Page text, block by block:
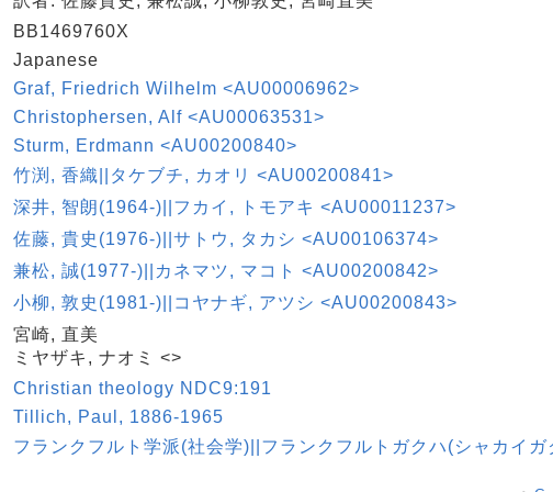
BB1469760X
Japanese
Graf, Friedrich Wilhelm <AU00006962>
Christophersen, Alf <AU00063531>
Sturm, Erdmann <AU00200840>
竹渕, 香織||タケブチ, カオリ <AU00200841>
深井, 智朗(1964-)||フカイ, トモアキ <AU00011237>
佐藤, 貴史(1976-)||サトウ, タカシ <AU00106374>
兼松, 誠(1977-)||カネマツ, マコト <AU00200842>
小柳, 敦史(1981-)||コヤナギ, アツシ <AU00200843>
宮崎, 直美
ミヤザキ, ナオミ <>
Christian theology NDC9:191
Tillich, Paul, 1886-1965
フランクフルト学派(社会学)||フランクフルトガクハ(シャカイガ